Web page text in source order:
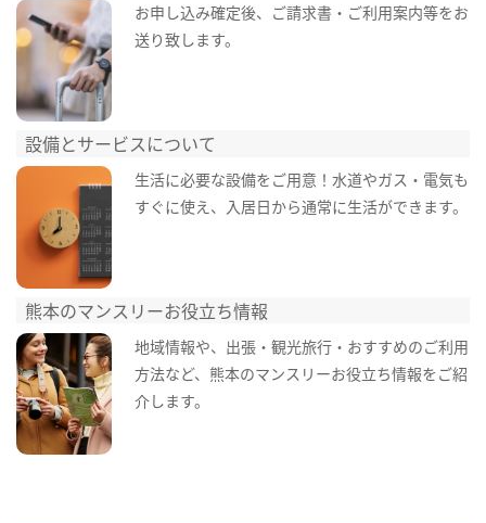
お申し込み確定後、ご請求書・ご利用案内等をお
送り致します。
設備とサービスについて
生活に必要な設備をご用意！水道やガス・電気も
すぐに使え、入居日から通常に生活ができます。
熊本のマンスリーお役立ち情報
地域情報や、出張・観光旅行・おすすめのご利用
方法など、熊本のマンスリーお役立ち情報をご紹
介します。